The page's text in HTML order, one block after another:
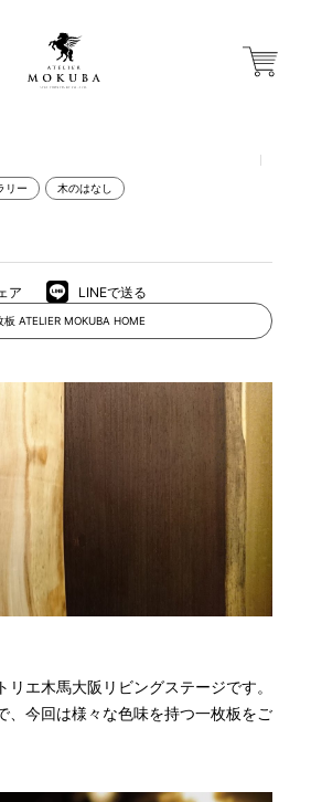
店舗から探す
いて
リー 木のはなし
ア LINEで送る
板 ATELIER MOKUBA HOME
リエ木馬大阪リビングステージです。
、今回は様々な色味を持つ一枚板をご